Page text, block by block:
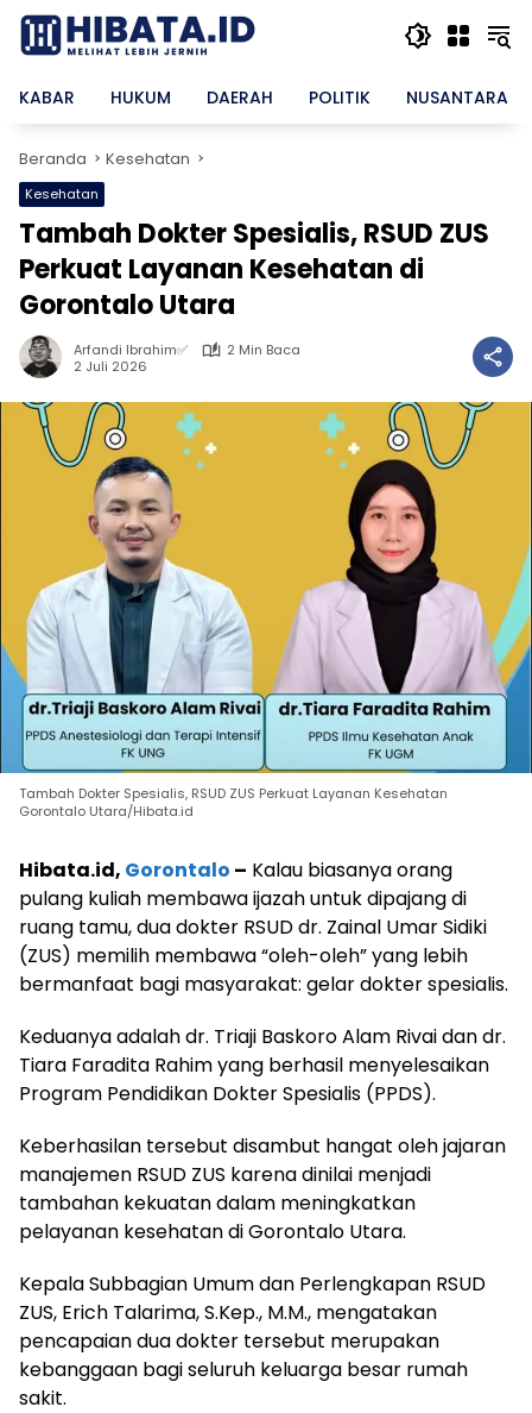
Langsung
konten
KABAR
HUKUM DAERAH POLITIK NUSANTARA
Beranda Kesehatan
Kesehatan
Tambah Dokter Spesialis, RSUD ZUS
Perkuat Layanan Kesehatan di
Gorontalo Utara
Arfandi Ibrahim✅
2 Min Baca
2 Juli 2026
Tambah Dokter Spesialis, RSUD ZUS Perkuat Layanan Kesehatan
Gorontalo Utara/Hibata.id
Hibata.id, Gorontalo – Kalau biasanya orang
pulang kuliah membawa ijazah untuk dipajang di
ruang tamu, dua dokter RSUD dr. Zainal Umar Sidiki
(ZUS) memilih membawa “oleh-oleh” yang lebih
bermanfaat bagi masyarakat: gelar dokter spesialis.
Keduanya adalah dr. Triaji Baskoro Alam Rivai dan dr.
Tiara Faradita Rahim yang berhasil menyelesaikan
Program Pendidikan Dokter Spesialis (PPDS).
Keberhasilan tersebut disambut hangat oleh jajaran
manajemen RSUD ZUS karena dinilai menjadi
tambahan kekuatan dalam meningkatkan
pelayanan kesehatan di Gorontalo Utara.
Kepala Subbagian Umum dan Perlengkapan RSUD
ZUS, Erich Talarima, S.Kep., M.M., mengatakan
pencapaian dua dokter tersebut merupakan
kebanggaan bagi seluruh keluarga besar rumah
sakit.